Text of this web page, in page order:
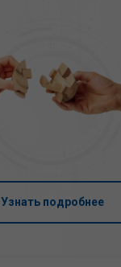
Узнать подробнее